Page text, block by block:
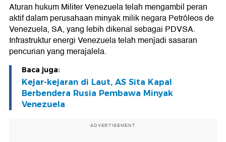
Aturan hukum Militer Venezuela telah mengambil peran
aktif dalam perusahaan minyak milik negara Petróleos de
Venezuela, SA, yang lebih dikenal sebagai PDVSA.
Infrastruktur energi Venezuela telah menjadi sasaran
pencurian yang merajalela.
Baca juga:
Kejar-kejaran di Laut, AS Sita Kapal
Berbendera Rusia Pembawa Minyak
Venezuela
ADVERTISEMENT